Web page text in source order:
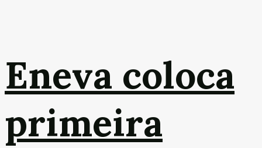
Eneva coloca
primeira